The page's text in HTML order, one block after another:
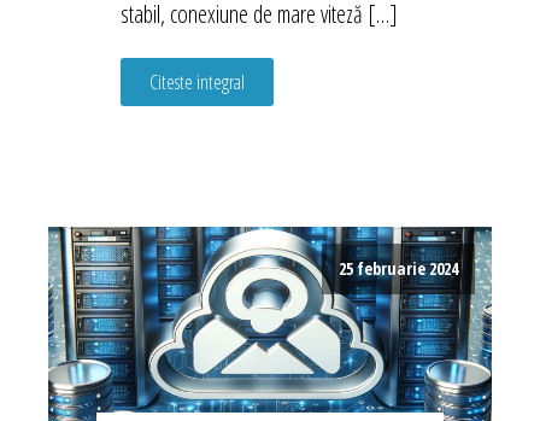
stabil, conexiune de mare viteză […]
Citeste integral
25 februarie 2024